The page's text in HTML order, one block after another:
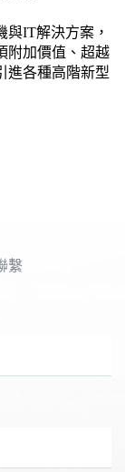
與IT解決方案，
附加價值、超越
進各種高階新型
繫